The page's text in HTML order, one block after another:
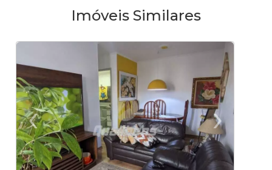
Imóveis Similares
‹
Previous
›